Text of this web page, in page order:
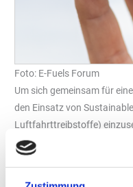
Foto: E-Fuels Forum
Um sich gemeinsam für
den Einsatz von
Luftfahrttreibstoffe)
der Initiative „Aviation
Germany“ (aireg) geworden.
Synthetische Kraftstoffe